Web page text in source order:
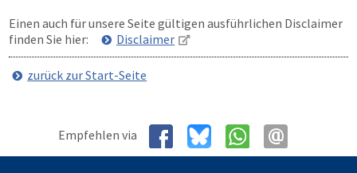
Einen auch für unsere Seite gültigen ausführlichen Disclaimer
finden Sie hier:
Disclaimer
zurück zur Start-Seite
Empfehlen via